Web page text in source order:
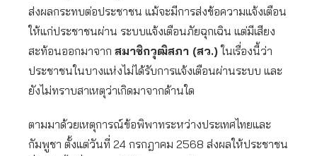
ส่งผลกระทบต่อประชาชน แม้จะมีการส่งข้อความแจ้งเตือน
ให้แก่ประชาชนผ่าน ระบบแจ้งเตือนภัยฉุกเฉิน แต่มีเสียง
สะท้อนออกมาจาก สมาชิกวุฒิสภา (สว.)ในเรื่องนี้ว่า
ประชาชนในบางแห่งไม่ได้รับการแจ้งเตือนผ่านระบบ และ
ยังไม่ทราบสาเหตุว่าเกิดมาจากด้านใด
ตามมาด้วยเหตุการณ์ข้อพิพาทระหว่างประเทศไทยและ
กัมพูชา ตั้งแต่วันที่ 24 กรกฎาคม 2568 ส่งผลให้ประชาชน